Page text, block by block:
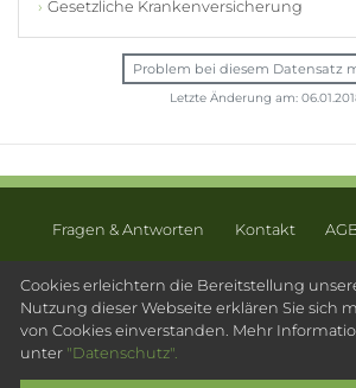
Gesetzliche Krankenversicherung
Problem bei diesem Datensatz
Letzte Änderung am:
Fragen & Antworten Kontakt
Datenschutz
© 2003 - 2026
Cookies erleichtern die Bereitstellung
Nutzung dieser Webseite erklären Sie sich
von Cookies einverstanden. Mehr
unter "Datenschutz".